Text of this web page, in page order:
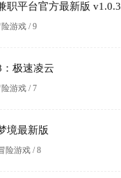
职平台官方最新版 v1.0.3
险游戏 /9
极速凌云
险游戏 /7
境最新版
险游戏 /8